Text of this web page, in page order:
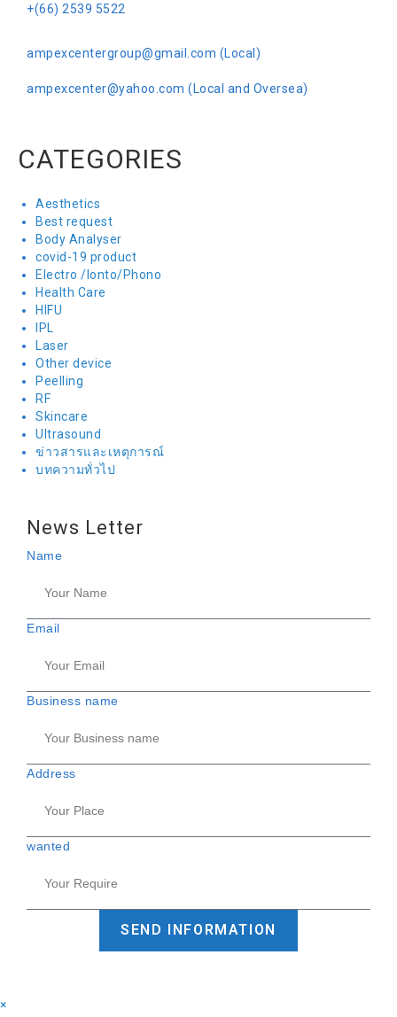
+(66) 2539 5522
ampexcentergroup@gmail.com (Local)
ampexcenter@yahoo.com (Local and Oversea)
CATEGORIES
Aesthetics
Best request
Body Analyser
covid-19 product
Electro /Ionto/Phono
Health Care
HIFU
IPL
Laser
Other device
Peelling
RF
Skincare
Ultrasound
ข่าวสารและเหตุการณ์
บทความทั่วไป
News Letter
Name
Email
Business name
Address
wanted
SEND INFORMATION
×